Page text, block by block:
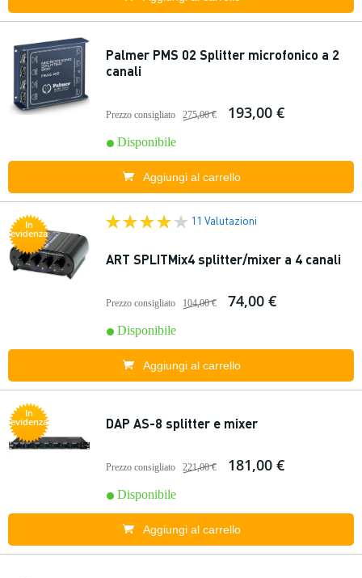
Palmer PMS 02 Splitter microfonico a 2
canali
Prezzo consigliato 275,00 € 193,00 €
Disponibile
Aggiungi al carrello
In
evidenza
11 Valutazioni
ART SPLITMix4 splitter/mixer a 4 canali
Prezzo consigliato 104,00 € 74,00 €
Disponibile
Aggiungi al carrello
In
evidenza DAP AS-8 splitter e mixer
Prezzo consigliato 221,00 € 181,00 €
Disponibile
Aggiungi al carrello